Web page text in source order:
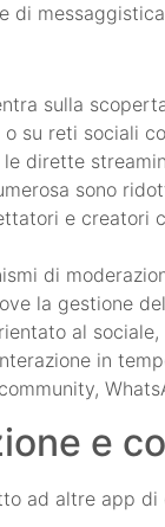
di
sulla
su reti sociali
dirette
sono
e creatori
di
la gestione
al
in
e
ad altre app